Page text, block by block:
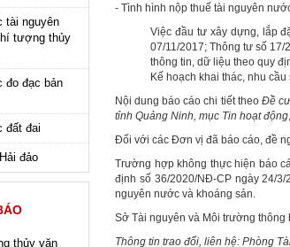
tài nguyên
tượng thủy
đo đạc bản
đất đai
đảo
thủy văn
- Tình hình nộp thuế tài nguyên
Việc đầu tư xây dựng, lắp
07/11/2017; Thông tư số
thông tin, dữ liệu theo quy
Kế hoạch khai thác, nhu
Nội dung báo cáo chi tiết theo Đề
tỉnh Quảng Ninh, mục Tin hoạt động
Đối với các Đơn vị đã báo cáo, đề
Trường hợp không thực hiện báo
định số 36/2020/NĐ-CP ngày 24/
nguyên nước và khoáng sản.
Sở Tài nguyên và Môi trường
Thông tin trao đổi, liên hệ: Phòng